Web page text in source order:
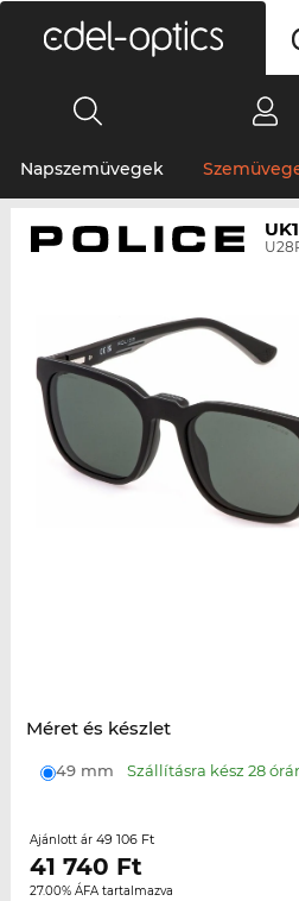
Napszemüvegek
Méret és készlet
49 mm Szállításra kész 28
Ajánlott ár 49 106 Ft
41 740 Ft
27.00% ÁFA tartalmazva